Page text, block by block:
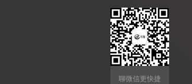
聊微信更快捷